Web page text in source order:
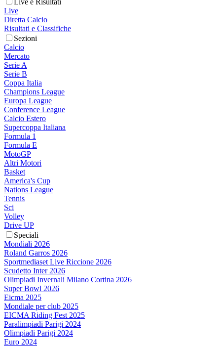
Live e Risultati
Live
Diretta Calcio
Risultati e Classifiche
Sezioni
Calcio
Mercato
Serie A
Serie B
Coppa Italia
Champions League
Europa League
Conference League
Calcio Estero
Supercoppa Italiana
Formula 1
Formula E
MotoGP
Altri Motori
Basket
America's Cup
Nations League
Tennis
Sci
Volley
Drive UP
Speciali
Mondiali 2026
Roland Garros 2026
Sportmediaset Live Riccione 2026
Scudetto Inter 2026
Olimpiadi Invernali Milano Cortina 2026
Super Bowl 2026
Eicma 2025
Mondiale per club 2025
EICMA Riding Fest 2025
Paralimpiadi Parigi 2024
Olimpiadi Parigi 2024
Euro 2024